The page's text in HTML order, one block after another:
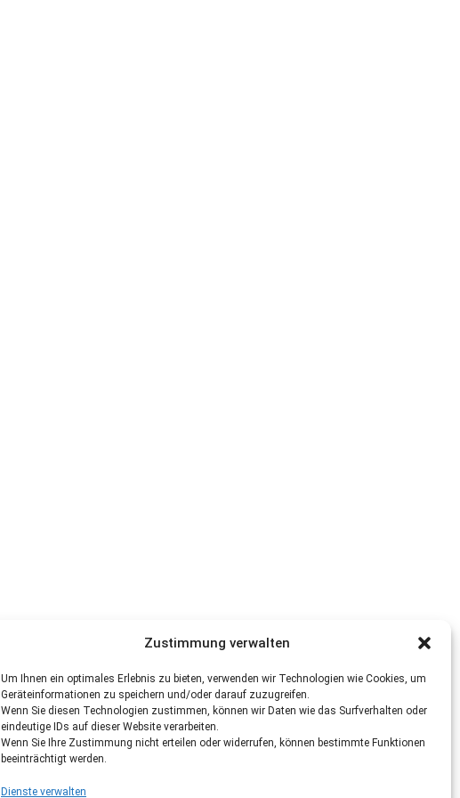
Zustimmung verwalten
Um Ihnen ein optimales Erlebnis zu bieten, verwenden wir Technologien wie Cookies, um
Geräteinformationen zu speichern und/oder darauf zuzugreifen.
Wenn Sie diesen Technologien zustimmen, können wir Daten wie das Surfverhalten oder
eindeutige IDs auf dieser Website verarbeiten.
Wenn Sie Ihre Zustimmung nicht erteilen oder widerrufen, können bestimmte Funktionen
beeinträchtigt werden.
Dienste verwalten